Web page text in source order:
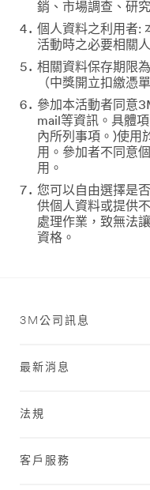
銷、市場調查、研究
個人資料之利用者:
活動時之必要相關
相關資料保存期限
（中獎開立扣繳憑
參加本活動者同意
mail等資訊。具體
內所列事項。)使用
用。參加者不同意
用。
您可以自由選擇是
供個人資料或提供
處理作業，致無法
資格。
3M公司訊息
最新消息
法規
客戶服務